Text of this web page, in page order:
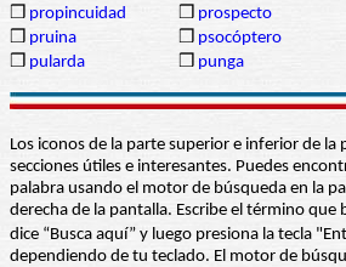
❒ propincuidad ❒ prospecto
❒ pruina ❒ psocóptero
❒ pularda ❒ punga
Los iconos de la parte superior e inferior de la
secciones útiles e interesantes. Puedes
palabra usando el motor de búsqueda en la
derecha de la pantalla. Escribe el término que
dice “Busca aquí” y luego presiona la tecla
dependiendo de tu teclado. El motor de